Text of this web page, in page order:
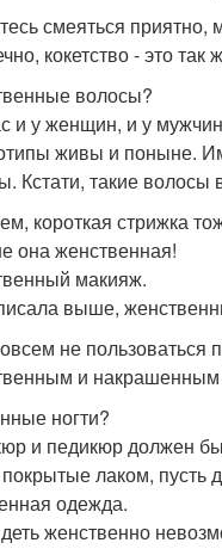
смеяться приятно,
кокетство - это
волосы?
и у женщин, и у мужчин
живы и поныне.
Кстати, такие
короткая стрижка
она женственная!
макияж.
выше,
не
и
ногти?
и педикюр должен
покрытые лаком, пусть
одежда.
женственно